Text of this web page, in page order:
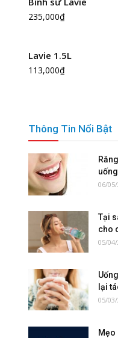
235,000₫
Lavie 1.5L
113,000₫
Thông Tin Nổi Bật
06/
Tại
cho
05/
lại
05/
Mẹo